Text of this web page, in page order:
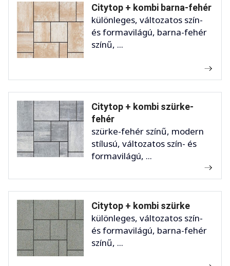
Citytop + kombi barna-fehér
különleges, változatos szín-
és formavilágú, barna-fehér
színű, ...
Citytop + kombi szürke-
fehér
szürke-fehér színű, modern
stílusú, változatos szín- és
formavilágú, ...
Citytop + kombi szürke
különleges, változatos szín-
és formavilágú, barna-fehér
színű, ...